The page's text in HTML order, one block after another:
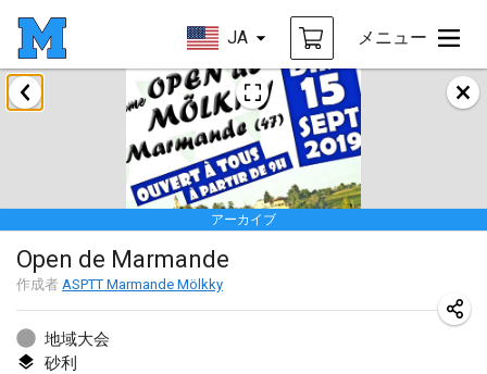
JA メニュー
アーカイブ
Open de Marmande
作成者 ASPTT Marmande Mölkky
地域大会
砂利
2019年1月
New Year's Throw Mölkky
2019年1月1日|チェコ
Tournoi Mixte ASPTTOM
2019年1月20日|フランス
Tournoi d'Hiver
2019年1月26日